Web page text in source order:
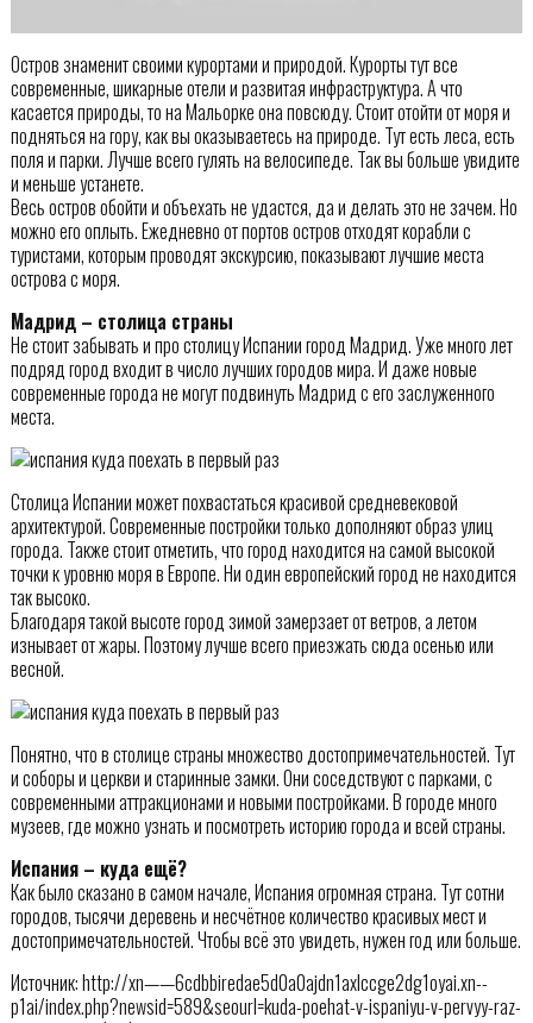
Остров знаменит своими курортами и природой. Курорты тут все
современные, шикарные отели и развитая инфраструктура. А что
касается природы, то на Мальорке она повсюду. Стоит отойти от моря и
подняться на гору, как вы оказываетесь на природе. Тут есть леса, есть
поля и парки. Лучше всего гулять на велосипеде. Так вы больше увидите
и меньше устанете.
Весь остров обойти и объехать не удастся, да и делать это не зачем. Но
можно его оплыть. Ежедневно от портов остров отходят корабли с
туристами, которым проводят экскурсию, показывают лучшие места
острова с моря.
Мадрид – столица страны
Не стоит забывать и про столицу Испании город Мадрид. Уже много лет
подряд город входит в число лучших городов мира. И даже новые
современные города не могут подвинуть Мадрид с его заслуженного
места.
Столица Испании может похвастаться красивой средневековой
архитектурой. Современные постройки только дополняют образ улиц
города. Также стоит отметить, что город находится на самой высокой
точки к уровню моря в Европе. Ни один европейский город не находится
так высоко.
Благодаря такой высоте город зимой замерзает от ветров, а летом
изнывает от жары. Поэтому лучше всего приезжать сюда осенью или
весной.
Понятно, что в столице страны множество достопримечательностей. Тут
и соборы и церкви и старинные замки. Они соседствуют с парками, с
современными аттракционами и новыми постройками. В городе много
музеев, где можно узнать и посмотреть историю города и всей страны.
Испания – куда ещё?
Как было сказано в самом начале, Испания огромная страна. Тут сотни
городов, тысячи деревень и несчётное количество красивых мест и
достопримечательностей. Чтобы всё это увидеть, нужен год или больше.
Источник: http://xn——6cdbbiredae5d0a0ajdn1axlccge2dg1oyai.xn--
p1ai/index.php?newsid=589&seourl=kuda-poehat-v-ispaniyu-v-pervyy-raz-